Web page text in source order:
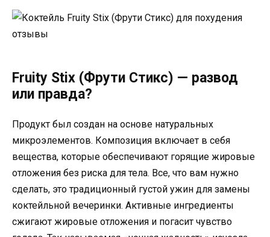
Fruity Stix (Фрути Стикс) — развод
или правда?
Продукт был создан на основе натуральных
микроэлементов. Композиция включает в себя
вещества, которые обеспечивают горящие жировые
отложения без риска для тела. Все, что вам нужно
сделать, это традиционный густой ужин для замены
коктейльной вечеринки. Активные ингредиенты
сжигают жировые отложения и погасит чувство